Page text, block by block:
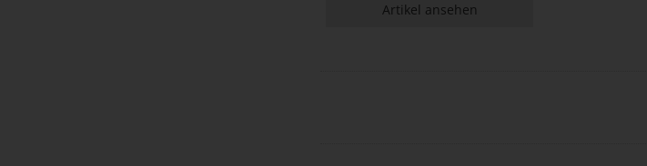
Artikel ansehen